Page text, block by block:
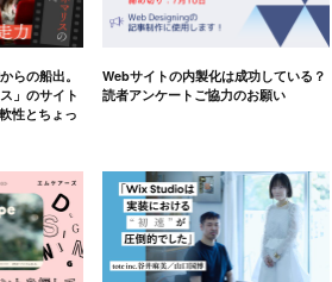
らの船出。
」のサイト
性とちょっ
Webサイトの内製化は成功している？
読者アンケートご協力のお願い